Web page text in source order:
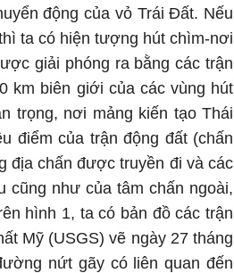
động của vỏ Trái Đất. Nếu
ta có hiện tượng hút chìm-nơi
giải phóng ra bằng các trận
km biên giới của các vùng hút
trọng, nơi mảng kiến tạo Thái
điểm của trận động đất (chấn
địa chấn được truyền đi và các
cũng như của tâm chấn ngoài,
hình 1, ta có bản đồ các trận
Mỹ (USGS) vẽ ngày 27 tháng
nứt gãy có liên quan đến